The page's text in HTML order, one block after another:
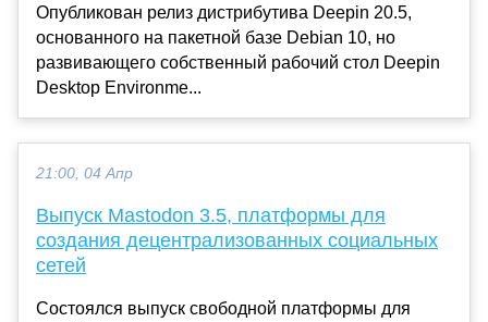
Опубликован релиз дистрибутива Deepin 20.5,
основанного на пакетной базе Debian 10, но
развивающего собственный рабочий стол Deepin
Desktop Environme...
21:00, 04 Апр
Выпуск Mastodon 3.5, платформы для
создания децентрализованных социальных
сетей
Состоялся выпуск свободной платформы для